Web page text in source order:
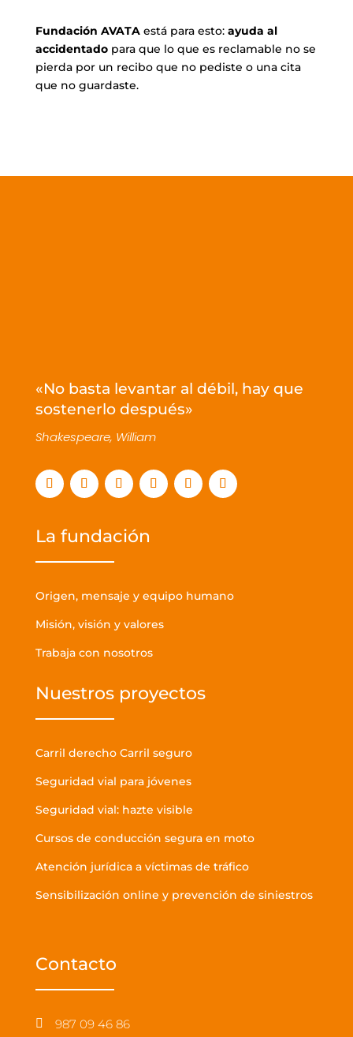
Fundación AVATAestá para esto: ayuda al
accidentadopara que lo que es reclamable no se
pierda por un recibo que no pediste o una cita
que no guardaste.
«No basta levantar al débil, hay que
sostenerlo después»
Shakespeare, William
La fundación
Origen, mensaje y equipo humano
Misión, visión y valores
Trabaja con nosotros
Nuestros proyectos
Carril derecho Carril seguro
Seguridad vial para jóvenes
Seguridad vial: hazte visible
Cursos de conducción segura en moto
Atención jurídica a víctimas de tráfico
Sensibilización online y prevención de siniestros
Contacto
 987 09 46 86